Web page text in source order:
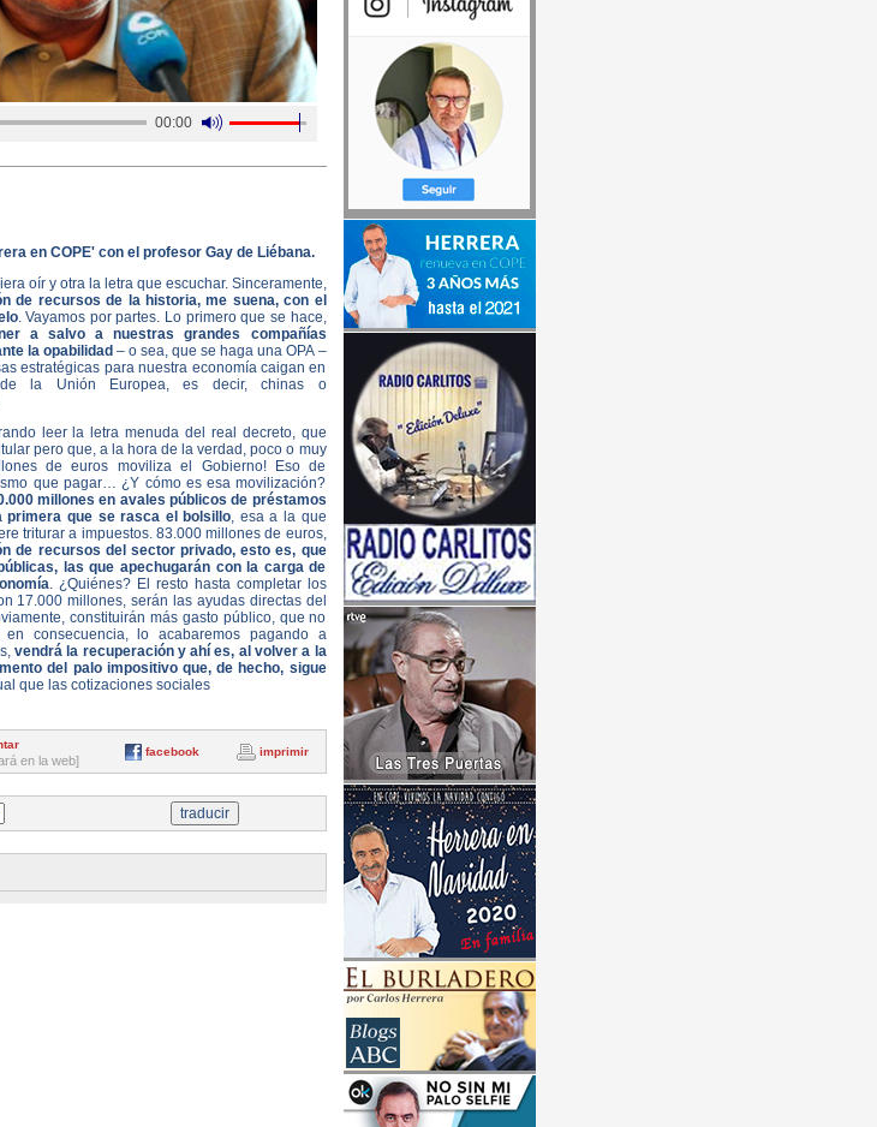
00:00
en COPE' con el profesor Gay de Liébana.
oír y otra la letra que escuchar. Sinceramente,
de recursos de la historia, me suena, con el
. Vayamos por partes. Lo primero que se hace,
a salvo a nuestras grandes compañías
la opabilidad – o sea, que se haga una OPA –
estratégicas para nuestra economía caigan en
la Unión Europea, es decir, chinas o
leer la letra menuda del real decreto, que
pero que, a la hora de la verdad, poco o muy
de euros moviliza el Gobierno! Eso de
que pagar… ¿Y cómo es esa movilización?
millones en avales públicos de préstamos
primera que se rasca el bolsillo, esa a la que
triturar a impuestos. 83.000 millones de euros,
de recursos del sector privado, esto es, que
las que apechugarán con la carga de
. ¿Quiénes? El resto hasta completar los
17.000 millones, serán las ayudas directas del
constituirán más gasto público, que no
consecuencia, lo acabaremos pagando a
vendrá la recuperación y ahí es, al volver a la
del palo impositivo que, de hecho, sigue
que las cotizaciones sociales
en la web]
facebook imprimir